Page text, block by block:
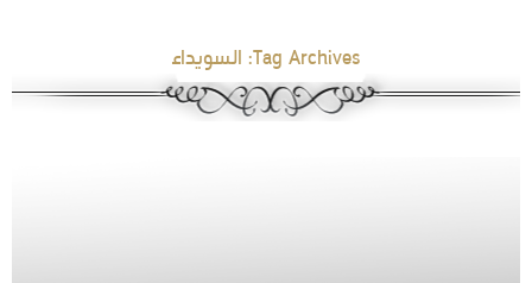
Tag Archives: السويداء